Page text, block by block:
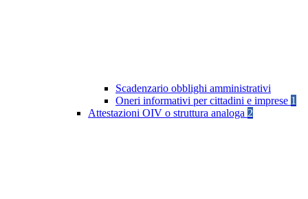
Scadenzario obblighi amministrativi
Oneri informativi per cittadini e imprese 1
Attestazioni OIV o struttura analoga 2